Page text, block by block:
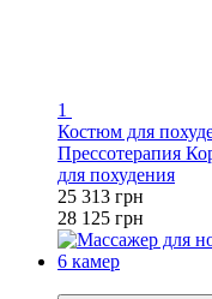
1
Костюм для
Прессотерапия
для похудения
25 313 грн
28 125 грн